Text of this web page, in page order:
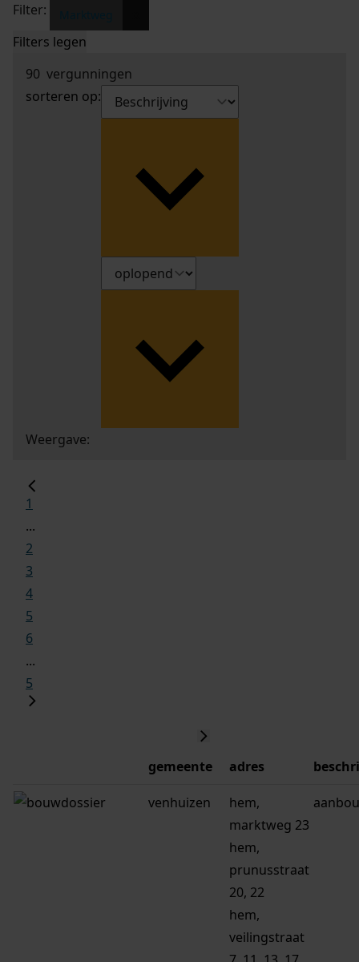
Filter:
Filters legen
90 vergunningen
sorteren op:
Weergave:
1
...
2
3
4
5
6
...
5
gemeente adres
venhuizen
hem,
marktweg 23
hem,
prunusstraat
20, 22
hem,
veilingstraat